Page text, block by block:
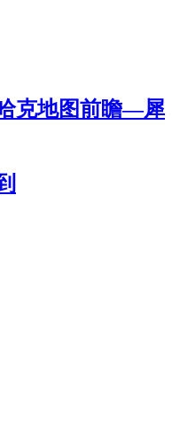
克地图前瞻—犀